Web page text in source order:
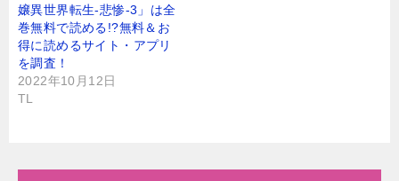
嬢異世界転生-悲惨-3」は全
巻無料で読める!?無料＆お
得に読めるサイト・アプリ
を調査！
2022年10月12日
TL